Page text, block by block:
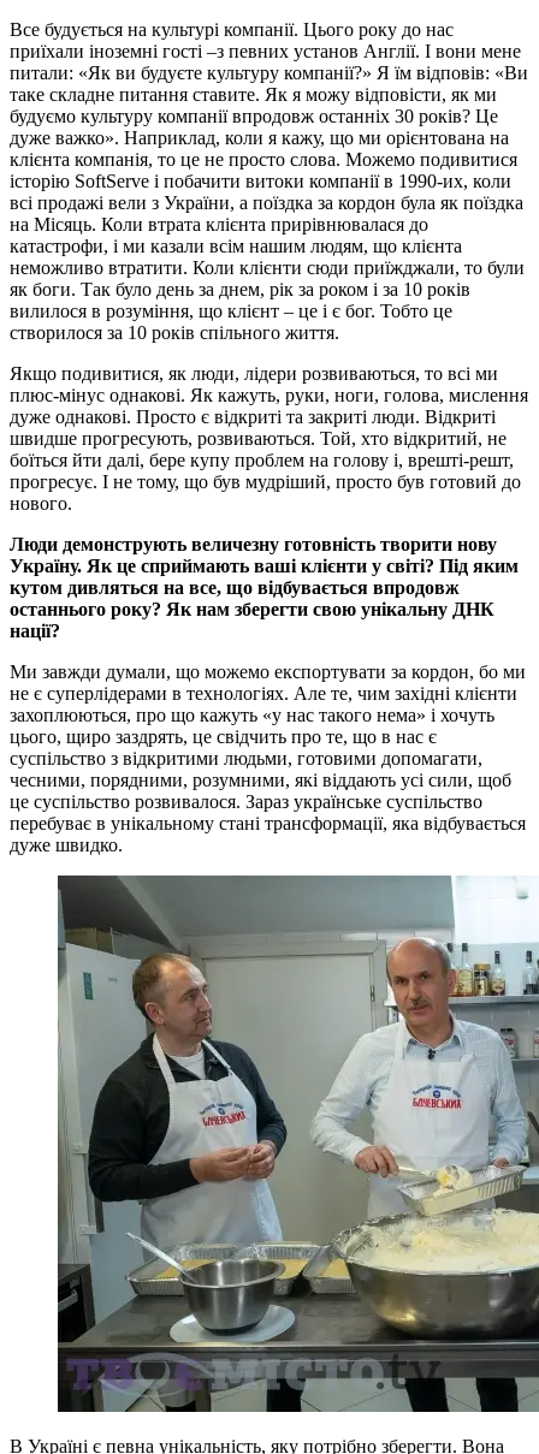
Все будується на культурі компанії. Цього року до нас
приїхали іноземні гості –з певних установ Англії. І вони мене
питали: «Як ви будуєте культуру компанії?» Я їм відповів: «Ви
таке складне питання ставите. Як я можу відповісти, як ми
будуємо культуру компанії впродовж останніх 30 років? Це
дуже важко». Наприклад, коли я кажу, що ми орієнтована на
клієнта компанія, то це не просто слова. Можемо подивитися
історію SoftServe і побачити витоки компанії в 1990-их, коли
всі продажі вели з України, а поїздка за кордон була як поїздка
на Місяць. Коли втрата клієнта прирівнювалася до
катастрофи, і ми казали всім нашим людям, що клієнта
неможливо втратити. Коли клієнти сюди приїжджали, то були
як боги. Так було день за днем, рік за роком і за 10 років
вилилося в розуміння, що клієнт – це і є бог. Тобто це
створилося за 10 років спільного життя.
Якщо подивитися, як люди, лідери розвиваються, то всі ми
плюс-мінус однакові. Як кажуть, руки, ноги, голова, мислення
дуже однакові. Просто є відкриті та закриті люди. Відкриті
швидше прогресують, розвиваються. Той, хто відкритий, не
боїться йти далі, бере купу проблем на голову і, врешті-решт,
прогресує. І не тому, що був мудріший, просто був готовий до
нового.
Люди демонструють величезну готовність творити нову
Україну. Як це сприймають ваші клієнти у світі? Під яким
кутом дивляться на все, що відбувається впродовж
останнього року? Як нам зберегти свою унікальну ДНК
нації?
Ми завжди думали, що можемо експортувати за кордон, бо ми
не є суперлідерами в технологіях. Але те, чим західні клієнти
захоплюються, про що кажуть «у нас такого нема» і хочуть
цього, щиро заздрять, це свідчить про те, що в нас є
суспільство з відкритими людьми, готовими допомагати,
чесними, порядними, розумними, які віддають усі сили, щоб
це суспільство розвивалося. Зараз українське суспільство
перебуває в унікальному стані трансформації, яка відбувається
дуже швидко.
В Україні є певна унікальність, яку потрібно зберегти. Вона